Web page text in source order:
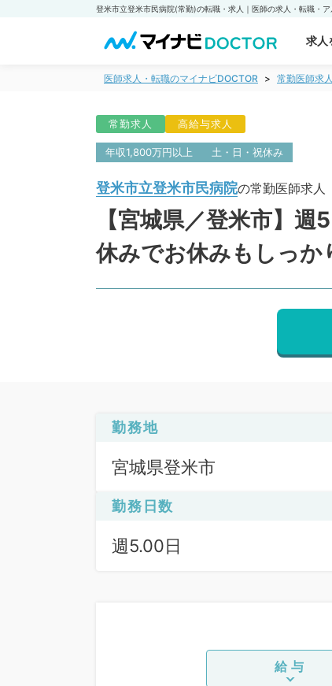
求人
医師求人・転職のマイナビDOCTOR 常勤医師求人
常勤求人 高給与求人
年収1,800万円以上 土・日・祝休み
登米市立登米市民病院の常勤医師求人
【宮城県／登米市】
休みでお休みもしっか
勤務地
宮城県登米市
勤務日数
週5.00日
給与